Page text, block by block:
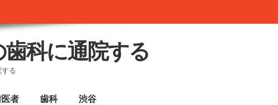
科に通院する
る
者 歯科 渋谷